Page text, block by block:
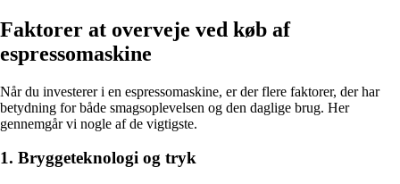
Faktorer at overveje ved køb af
espressomaskine
Når du investerer i en espressomaskine, er der flere faktorer, der har
betydning for både smagsoplevelsen og den daglige brug. Her
gennemgår vi nogle af de vigtigste.
1. Bryggeteknologi og tryk